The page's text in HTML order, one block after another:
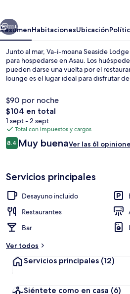
Lodge
Siguiente
111+
ResumenHabitacionesUbicación
Junto al mar, Va-i-moana Seaside
para hospedarse en Asau. Los
pueden darse una vuelta por el
lounge es el lugar ideal para disfrutar
$90 por noche
El
precio
total
es
de
$104 en total
1 sept - 2 sept
Total con impuestos y cargos
Opiniones
8.48.4 de 10,
Muy buenaVer las 61
Servicios principales
Desayuno incluido
Restaurantes
Bar
Ver todos
Servicios principales (12)
Siéntete como en casa (6)